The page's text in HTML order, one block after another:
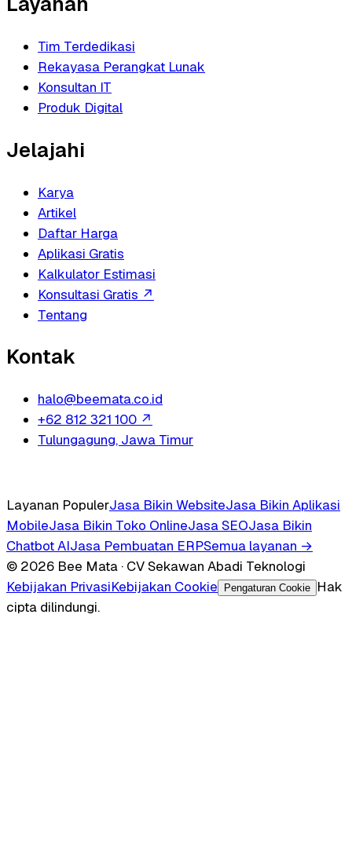
Tim Terdedikasi
Rekayasa Perangkat Lunak
Konsultan IT
Produk Digital
Jelajahi
Karya
Artikel
Daftar Harga
Aplikasi Gratis
Kalkulator Estimasi
Konsultasi Gratis ↗
Tentang
Kontak
halo@beemata.co.id
+62 812 321 100 ↗
Tulungagung, Jawa Timur
Layanan PopulerJasa Bikin WebsiteJasa Bikin Aplikasi
MobileJasa Bikin Toko OnlineJasa SEOJasa Bikin
Chatbot AIJasa Pembuatan ERPSemua layanan →
© 2026 Bee Mata · CV Sekawan Abadi Teknologi
Kebijakan PrivasiKebijakan Cookie Pengaturan Cookie
Hak
cipta dilindungi.